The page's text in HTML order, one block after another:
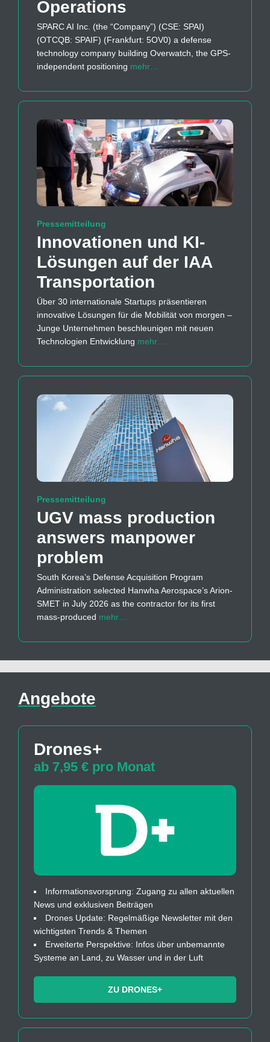
Operations
SPARC AI Inc. (the “Company”) (CSE: SPAI)
(OTCQB: SPAIF) (Frankfurt: 5OV0) a defense
technology company building Overwatch, the GPS-
independent positioning mehr…
Pressemitteilung
Innovationen und KI-
Lösungen auf der IAA
Transportation
Über 30 internationale Startups präsentieren
innovative Lösungen für die Mobilität von morgen –
Junge Unternehmen beschleunigen mit neuen
Technologien Entwicklung mehr…
Pressemitteilung
UGV mass production
answers manpower
problem
South Korea’s Defense Acquisition Program
Administration selected Hanwha Aerospace’s Arion-
SMET in July 2026 as the contractor for its first
mass-produced mehr…
Angebote
Drones+
ab 7,95 € pro Monat
Informationsvorsprung: Zugang zu allen aktuellen
News und exklusiven Beiträgen
Drones Update: Regelmäßige Newsletter mit den
wichtigsten Trends & Themen
Erweiterte Perspektive: Infos über unbemannte
Systeme an Land, zu Wasser und in der Luft
ZU DRONES+